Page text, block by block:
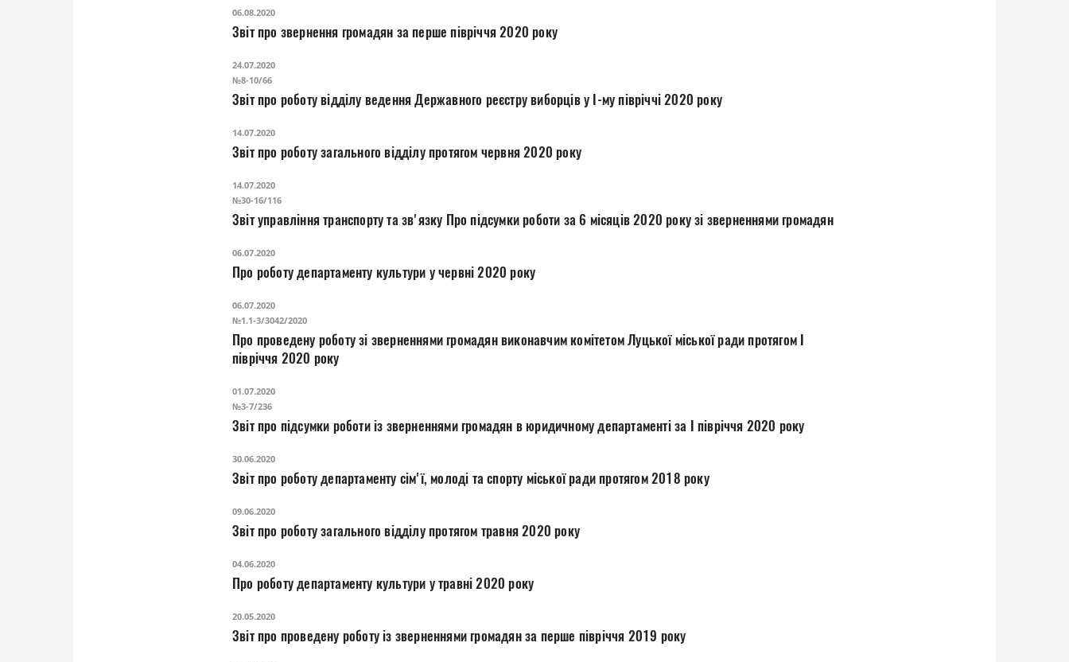
06.08.2020
Звіт про звернення громадян за перше півріччя 2020 року
24.07.2020
№8-10/66
Звіт про роботу відділу ведення Державного реєстру виборців у І-му півріччі 2020 року
14.07.2020
Звіт про роботу загального відділу протягом червня 2020 року
14.07.2020
№30-16/116
Звіт управління транспорту та зв'язку Про підсумки роботи за 6 місяців 2020 року зі зверненнями громадян
06.07.2020
Про роботу департаменту культури у червні 2020 року
06.07.2020
№1.1-3/3042/2020
Про проведену роботу зі зверненнями громадян виконавчим комітетом Луцької міської ради протягом І
півріччя 2020 року
01.07.2020
№3-7/236
Звіт про підсумки роботи із зверненнями громадян в юридичному департаменті за І півріччя 2020 року
30.06.2020
Звіт про роботу департаменту сім'ї, молоді та спорту міської ради протягом 2018 року
09.06.2020
Звіт про роботу загального відділу протягом травня 2020 року
04.06.2020
Про роботу департаменту культури у травні 2020 року
20.05.2020
Звіт про проведену роботу із зверненнями громадян за перше півріччя 2019 року